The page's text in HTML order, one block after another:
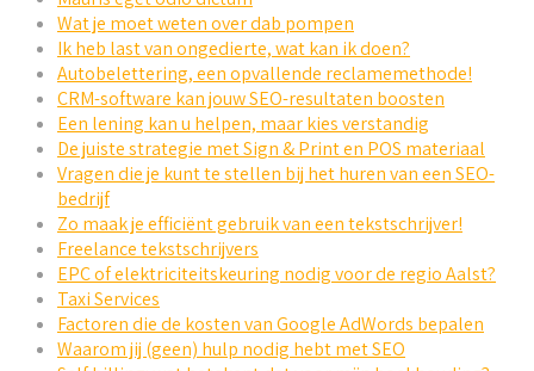
Wat je moet weten over dab pompen
Ik heb last van ongedierte, wat kan ik doen?
Autobelettering, een opvallende reclamemethode!
CRM-software kan jouw SEO-resultaten boosten
Een lening kan u helpen, maar kies verstandig
De juiste strategie met Sign & Print en POS materiaal
Vragen die je kunt te stellen bij het huren van een SEO-
bedrijf
Zo maak je efficiënt gebruik van een tekstschrijver!
Freelance tekstschrijvers
EPC of elektriciteitskeuring nodig voor de regio Aalst?
Taxi Services
Factoren die de kosten van Google AdWords bepalen
Waarom jij (geen) hulp nodig hebt met SEO